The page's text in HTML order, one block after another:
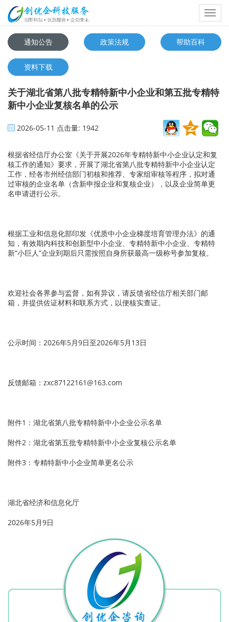
通知公告
政策法规 帮助百科
资料下载
关于湖北省第八批专精特新中小企业和第五批专精特
新中小企业复核名单的公示
2026-05-11 点击量: 1942
根据省经信厅办公室《关于开展2026年专精特新中小企业认定和复
核工作的通知》要求，开展了湖北省第八批专精特新中小企业认定
工作，经各市州经信部门初核和推荐、专家组审核等程序，拟对通
过审核的企业名单（含新申报企业和复核企业），以及企业简单更
名申请进行公示。
根据工业和信息化部印发《优质中小企业梯度培育管理办法》的通
知，有效期内科技和创新型中小企业、专精特新中小企业、专精特
新“小巨人”企业到期后只需按照自身所获最高一级称号参加复核。
欢迎社会各界参与监督，如有异议，请反馈省经信厅相关部门邮
箱，并提供佐证材料和联系方式，以便核实查证。
公示时间：2026年5月9日至2026年5月13日
反馈邮箱：zxc87122161@163.com
附件1：湖北省第八批专精特新中小企业公示名单
附件2：湖北省第五批专精特新中小企业复核公示名单
附件3：专精特新中小企业简单更名公示
湖北省经济和信息化厅
2026年5月9日